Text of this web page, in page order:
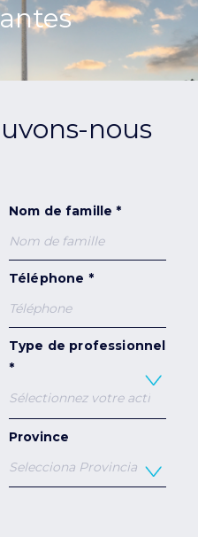
nous
Nom de famille *
Téléphone *
Type de professionnel
*
Province